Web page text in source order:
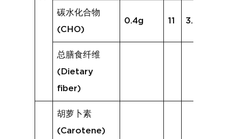
碳水化合物
(CHO)
0.4g 11 3.9g
总膳食纤维
(Dietary
fiber)
胡萝卜素
(Carotene)